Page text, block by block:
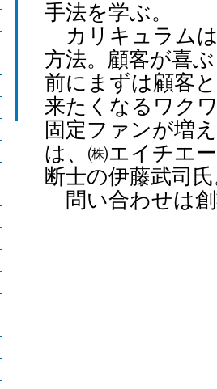
手法を学ぶ。
カリキュラム
方法。顧客が喜
前にまずは顧客
来たくなるワク
固定ファンが増
は、㈱エイチエ
断士の伊藤武司
問い合わせは